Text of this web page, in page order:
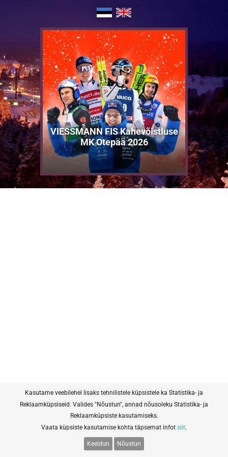
VIESSMANN FIS Kahevõistluse
MK Otepää 2026
Kasutame veebilehel lisaks tehnilistele küpsistele ka Statistika- ja
Reklaamküpsiseid. Valides "Nõustun", annad nõusoleku Statistika- ja
Reklaamküpsiste kasutamiseks.
Vaata küpsiste kasutamise kohta täpsemat infot siit.
Keeldun Nõustun